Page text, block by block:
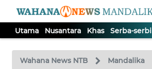
Utama Nusantara Khas Serba-serbi
Wahana News NTB Mandalika
TV
Tutup